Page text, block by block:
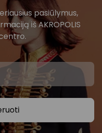
pasiūlymus,
iš AKROPOLIS